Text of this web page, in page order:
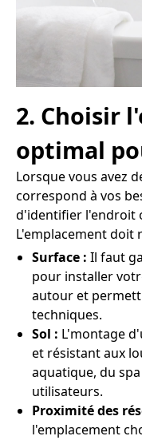
2. Choisir
optimal
Lorsque vous avez
correspond à vos
d'identifier l'endroit
L'emplacement doit
Surface : Il faut
pour installer
autour et
techniques.
Sol : L'montage
et résistant aux
aquatique, du
utilisateurs.
Proximité des
l'emplacement